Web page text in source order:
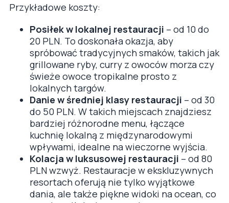
Przykładowe koszty:
Posiłek w lokalnej restauracji – od 10 do
20 PLN. To doskonała okazja, aby
spróbować tradycyjnych smaków, takich jak
grillowane ryby, curry z owoców morza czy
świeże owoce tropikalne prosto z
lokalnych targów.
Danie w średniej klasy restauracji – od 30
do 50 PLN. W takich miejscach znajdziesz
bardziej różnorodne menu, łączące
kuchnię lokalną z międzynarodowymi
wpływami, idealne na wieczorne wyjścia.
Kolacja w luksusowej restauracji – od 80
PLN wzwyż. Restauracje w ekskluzywnych
resortach oferują nie tylko wyjątkowe
dania, ale także piękne widoki na ocean, co